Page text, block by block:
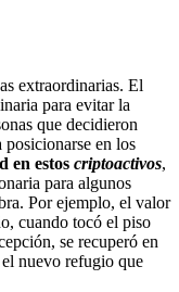
extraordinarias. El
para evitar la
que decidieron
en los
en estos criptoactivos,
para algunos
Por ejemplo, el valor
cuando tocó el piso
se recuperó en
nuevo refugio que